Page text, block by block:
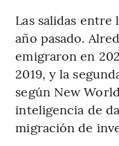
Las salidas
año pasado.
emigraron en
2019, y la
según New
inteligencia de
migración de